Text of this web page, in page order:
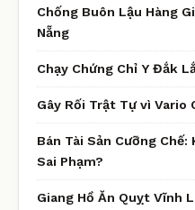
Chống Buôn Lậu Hàng
Nẵng
Chạy Chứng Chỉ Y Đắk
Gây Rối Trật Tự vì Vario
Bán Tài Sản Cưỡng Chế:
Sai Phạm?
Giang Hồ Ăn Quỵt Vĩnh